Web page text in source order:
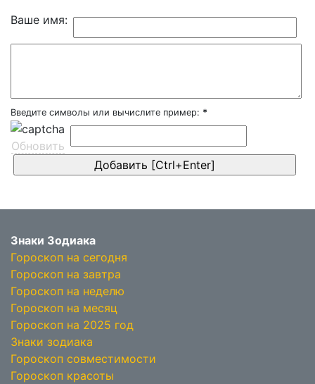
Ваше имя:
Введите символы или вычислите пример: *
Обновить
Знаки Зодиака
Гороскоп на сегодня
Гороскоп на завтра
Гороскоп на неделю
Гороскоп на месяц
Гороскоп на 2025 год
Знаки зодиака
Гороскоп совместимости
Гороскоп красоты